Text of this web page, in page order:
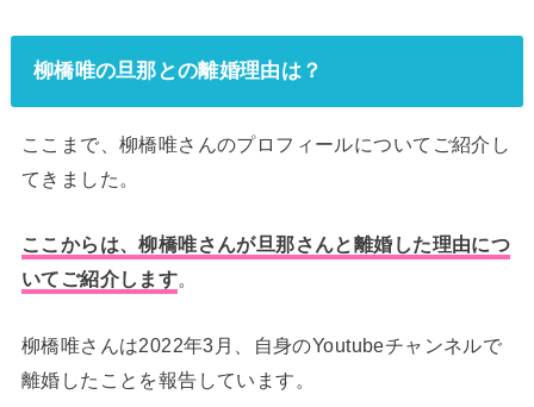
柳橋唯の旦那との離婚理由は？
ここまで、柳橋唯さんのプロフィールについてご紹介し
てきました。
ここからは、柳橋唯さんが旦那さんと離婚した理由につ
いてご紹介します。
柳橋唯さんは2022年3月、自身のYoutubeチャンネルで
離婚したことを報告しています。